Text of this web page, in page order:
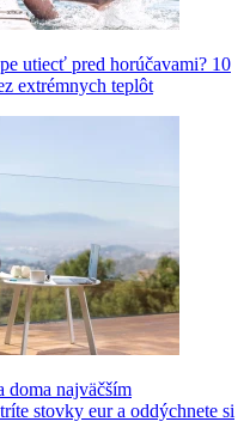
utiecť pred horúčavami? 10
extrémnych teplôt
doma najväčším
stovky eur a oddýchnete si